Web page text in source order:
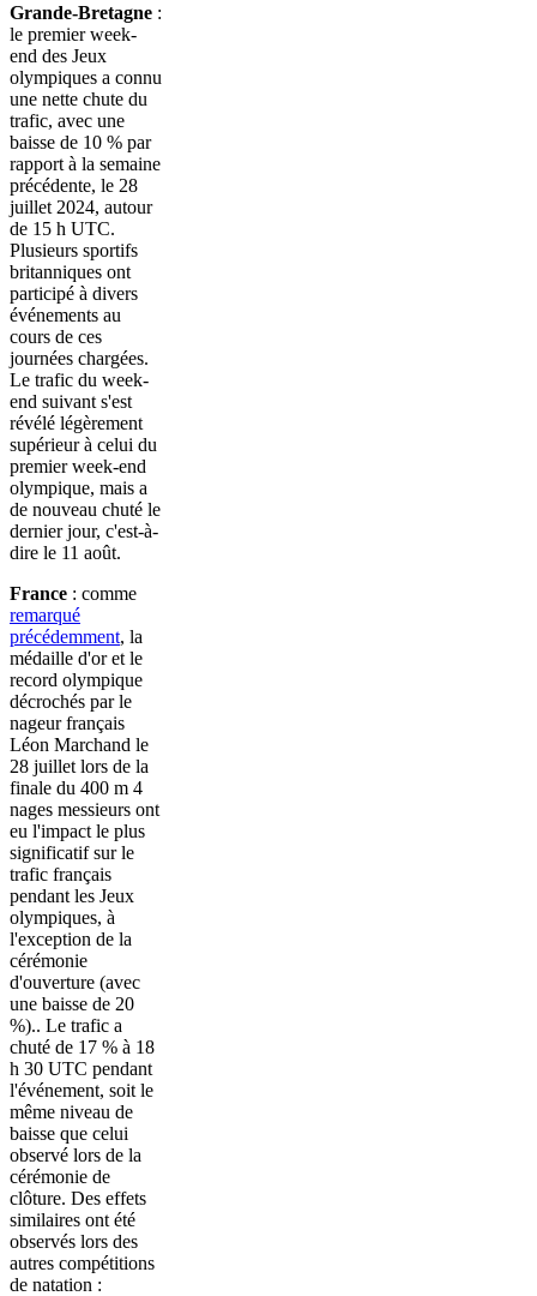
Grande-Bretagne :
le premier week-
end des Jeux
olympiques a connu
une nette chute du
trafic, avec une
baisse de 10 % par
rapport à la semaine
précédente, le 28
juillet 2024, autour
de 15 h UTC.
Plusieurs sportifs
britanniques ont
participé à divers
événements au
cours de ces
journées chargées.
Le trafic du week-
end suivant s'est
révélé légèrement
supérieur à celui du
premier week-end
olympique, mais a
de nouveau chuté le
dernier jour, c'est-à-
dire le 11 août.
France : comme
remarqué
précédemment, la
médaille d'or et le
record olympique
décrochés par le
nageur français
Léon Marchand le
28 juillet lors de la
finale du 400 m 4
nages messieurs ont
eu l'impact le plus
significatif sur le
trafic français
pendant les Jeux
olympiques, à
l'exception de la
cérémonie
d'ouverture (avec
une baisse de 20
%).. Le trafic a
chuté de 17 % à 18
h 30 UTC pendant
l'événement, soit le
même niveau de
baisse que celui
observé lors de la
cérémonie de
clôture. Des effets
similaires ont été
observés lors des
autres compétitions
de natation :